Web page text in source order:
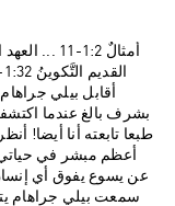
بدأت تحقق طاقاتك
أقابل بيلي
بشرف بالغ عندما
طبعا تابعته أنا أيضا!
أعظم مبشر في
عن يسوع يفوق أي
سمعت بيلي جراهام